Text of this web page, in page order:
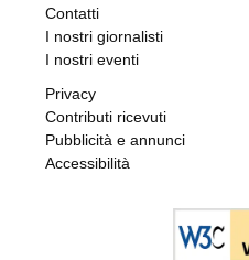
Contatti
I nostri giornalisti
I nostri eventi
Privacy
Contributi ricevuti
Pubblicità e annunci
Accessibilità